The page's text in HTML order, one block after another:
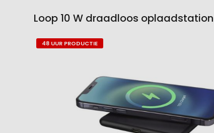
Loop 10 W draadloos
Naar
het
afbeeldingengalerij
Naar
het
afbeeldingengalerij
48 UUR PRODUCTIE